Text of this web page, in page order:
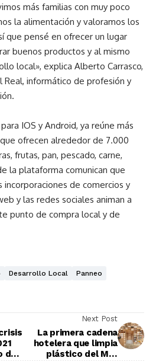
más familias con muy poco
la alimentación y valoramos los
que pensé en ofrecer un lugar
buenos productos y al mismo
local», explica Alberto Carrasco,
Real, informático de profesión y
IOS y Android, ya reúne más
ofrecen alrededor de 7.000
frutas, pan, pescado, carne,
la plataforma comunican que
incorporaciones de comercios y
y las redes sociales animan a
punto de compra local y de
Desarrollo Local
Panneo
del
Next Post
La primera cadena
hotelera que limpia
plástico del Mar